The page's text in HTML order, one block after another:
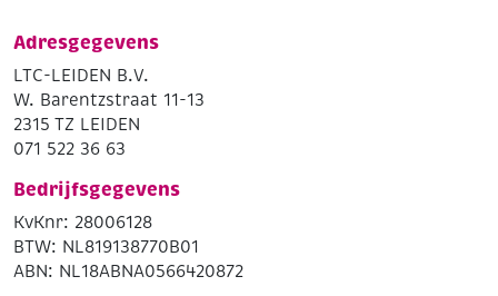
Adresgegevens
LTC-LEIDEN B.V.
W. Barentzstraat 11-13
2315 TZ LEIDEN
071 522 36 63
Bedrijfsgegevens
KvKnr: 28006128
BTW: NL819138770B01
ABN: NL18ABNA0566420872